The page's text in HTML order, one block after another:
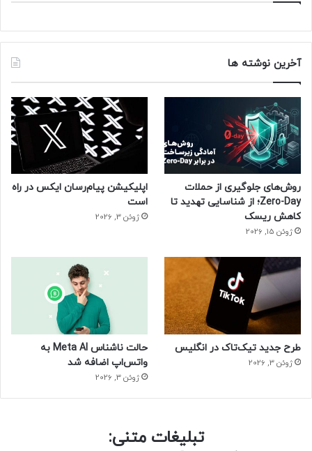
آخرین نوشته ها
روش‌های جلوگیری از حملات
Zero-Day؛ از شناسایی تهدید تا
کاهش ریسک
ژوئن 15, 2026
اپلیکیشن پیام‌رسان ایکس در راه
است
ژوئن 3, 2026
طرح جدید تیک‌تاک در انگلیس
ژوئن 3, 2026
حالت ناشناس Meta AI به
واتس‌اپ اضافه شد
ژوئن 3, 2026
تبلیغات متنی: